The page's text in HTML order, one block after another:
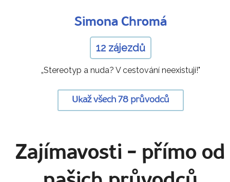
Simona Chromá
12 zájezdů
„Stereotyp a nuda? V cestování neexistují!"
Ukaž všech 78 průvodců
Zajímavosti - přímo od